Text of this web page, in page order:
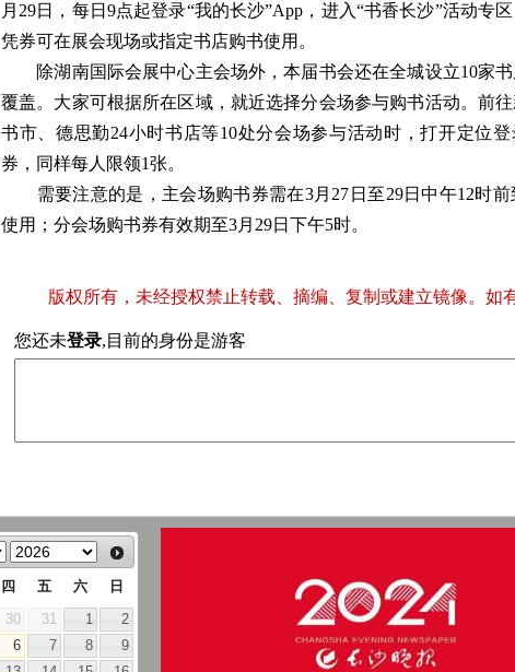
月29日，每日9点起登录“我的长沙”App，进入“书香长沙”活动专
凭券可在展会现场或指定书店购书使用。
除湖南国际会展中心主会场外，本届书会还在全城设立10家书
覆盖。大家可根据所在区域，就近选择分会场参与购书活动。前
书市、德思勤24小时书店等10处分会场参与活动时，打开定位
券，同样每人限领1张。
需要注意的是，主会场购书券需在3月27日至29日中午12时前
使用；分会场购书券有效期至3月29日下午5时。
版权所有，未经授权禁止转载、摘编、复制或建立镜像。如
您还未登录,目前的身份是游客
四 五 六 日
30 31 1
2
6 7 8
9